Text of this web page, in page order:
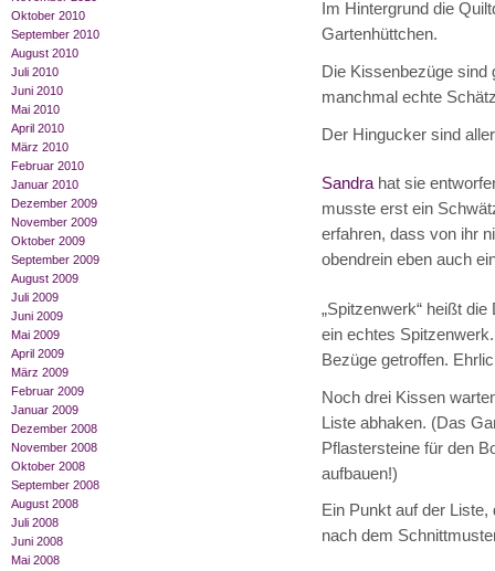
Oktober 2010
September 2010
August 2010
Juli 2010
Juni 2010
Mai 2010
April 2010
März 2010
Februar 2010
Januar 2010
Dezember 2009
November 2009
Oktober 2009
September 2009
August 2009
Juli 2009
Juni 2009
Mai 2009
April 2009
März 2009
Februar 2009
Januar 2009
Dezember 2008
November 2008
Oktober 2008
September 2008
August 2008
Juli 2008
Juni 2008
Mai 2008
Im Hintergrund die
Gartenhüttchen.
Die Kissenbezüge
manchmal echte
Der Hingucker sind
Sandrahat sie
musste erst ein
erfahren, dass von ihr
obendrein eben auch
„Spitzenwerk“ heißt
ein echtes
Bezüge getroffen.
Noch drei Kissen
Liste abhaken. (Das
Pflastersteine für den
aufbauen!)
Ein Punkt auf der
nach dem